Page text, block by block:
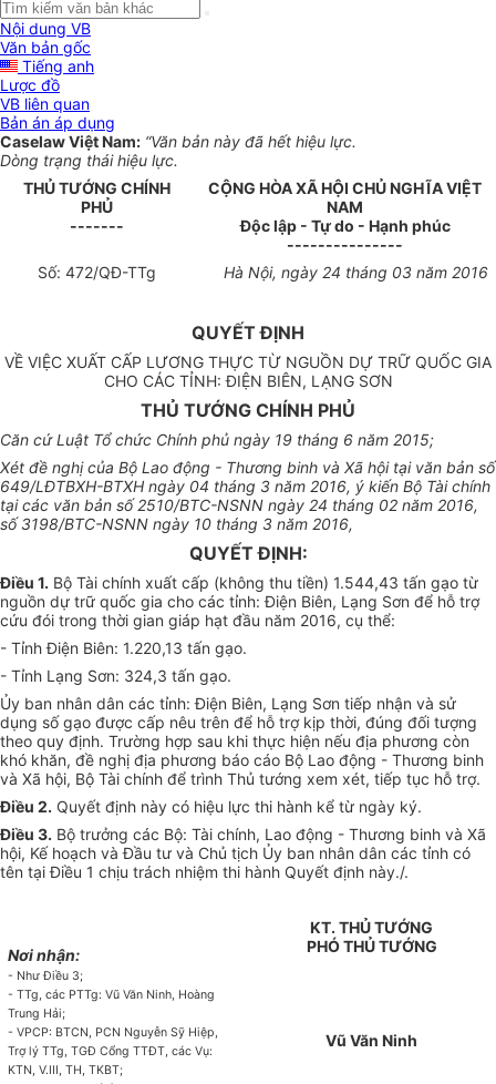
Nội dung VB
Văn bản gốc
Tiếng anh
Lược đồ
VB liên quan
Bản án áp dụng
Caselaw Việt Nam: “Văn bản này đã hết hiệu lực.
Dòng trạng thái hiệu lực.
THỦ TƯỚNG CHÍNH
PHỦ
-------
CỘNG HÒA XÃ HỘI CHỦ NGHĨA VIỆT
NAM
Độc lập - Tự do - Hạnh phúc
---------------
Số: 472/QĐ-TTg Hà Nội, ngày 24 tháng 03 năm 2016
QUYẾT ĐỊNH
VỀ VIỆC XUẤT CẤP LƯƠNG THỰC TỪ NGUỒN DỰ TRỮ QUỐC GIA
CHO CÁC TỈNH: ĐIỆN BIÊN, LẠNG SƠN
THỦ TƯỚNG CHÍNH PHỦ
Căn cứ Luật Tổ chức Chính phủ ngày 19 tháng 6 năm 2015;
Xét đề nghị của Bộ Lao động - Thương binh và Xã hội tại văn bản số
649/LĐTBXH-BTXH ngày 04 tháng 3 năm 2016, ý kiến Bộ Tài chính
tại các văn bản số 2510/BTC-NSNN ngày 24 tháng 02 năm 2016,
số 3198/BTC-NSNN ngày 10 tháng 3 năm 2016,
QUYẾT ĐỊNH:
Điều 1. Bộ Tài chính xuất cấp (không thu tiền) 1.544,43 tấn gạo từ
nguồn dự trữ quốc gia cho các tỉnh: Điện Biên, Lạng Sơn để hỗ trợ
cứu đói trong thời gian giáp hạt đầu năm 2016, cụ thể:
- Tỉnh Điện Biên: 1.220,13 tấn gạo.
- Tỉnh Lạng Sơn: 324,3 tấn gạo.
Ủy ban nhân dân các tỉnh: Điện Biên, Lạng Sơn tiếp nhận và sử
dụng số gạo được cấp nêu trên để hỗ trợ kịp thời, đúng đối tượng
theo quy định. Trường hợp sau khi thực hiện nếu địa phương còn
khó khăn, đề nghị địa phương báo cáo Bộ Lao động - Thương binh
và Xã hội, Bộ Tài chính để trình Thủ tướng xem xét, tiếp tục hỗ trợ.
Điều 2. Quyết định này có hiệu lực thi hành kể từ ngày ký.
Điều 3. Bộ trưởng các Bộ: Tài chính, Lao động - Thương binh và Xã
hội, Kế hoạch và Đầu tư và Chủ tịch Ủy ban nhân dân các tỉnh có
tên tại Điều 1 chịu trách nhiệm thi hành Quyết định này./.
Nơi nhận:
- Như Điều 3;
- TTg, các PTTg: VũVăn Ninh, Hoàng
Trung Hải;
- VPCP: BTCN, PCN Nguyễn Sỹ Hiệp,
Trợ lý TTg, TGĐCổng TTĐT, các Vụ:
KTN, V.III, TH, TKBT;
KT. THỦ TƯỚNG
PHÓ THỦ TƯỚNG
Vũ Văn Ninh